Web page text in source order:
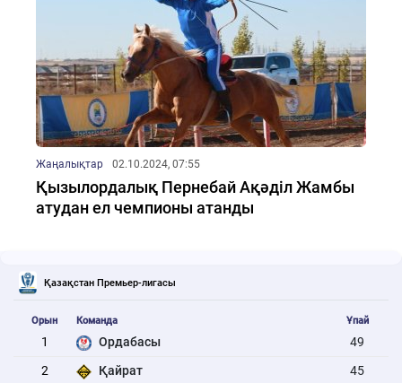
Жаңалықтар 02.10.2024, 07:55
Қызылордалық Пернебай Ақәділ Жамбы
атудан ел чемпионы атанды
Қазақстан Премьер-лигасы
Орын Команда Ұпай
1 Ордабасы
49
2
Қайрат
45